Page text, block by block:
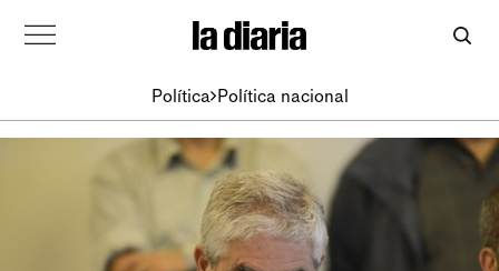
Política Política nacional